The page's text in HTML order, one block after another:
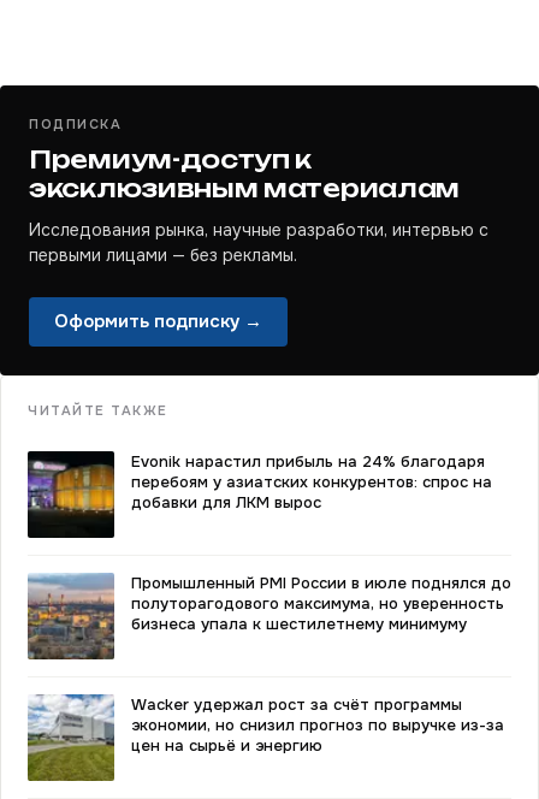
ПОДПИСКА
Премиум-доступ к
эксклюзивным материалам
Исследования рынка, научные разработки, интервью с
первыми лицами — без рекламы.
Оформить подписку →
ЧИТАЙТЕ ТАКЖЕ
Evonik нарастил прибыль на 24% благодаря
перебоям у азиатских конкурентов: спрос на
добавки для ЛКМ вырос
Промышленный PMI России в июле поднялся до
полуторагодового максимума, но уверенность
бизнеса упала к шестилетнему минимуму
Wacker удержал рост за счёт программы
экономии, но снизил прогноз по выручке из-за
цен на сырьё и энергию